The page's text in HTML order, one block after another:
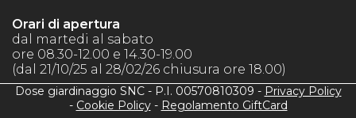
Orari di apertura
dal martedi al sabato
ore 08.30-12.00 e 14.30-19.00
(dal 21/10/25 al 28/02/26 chiusura ore 18.00)
Dose giardinaggio SNC - P.I. 00570810309 - Privacy Policy
- Cookie Policy- Regolamento GiftCard